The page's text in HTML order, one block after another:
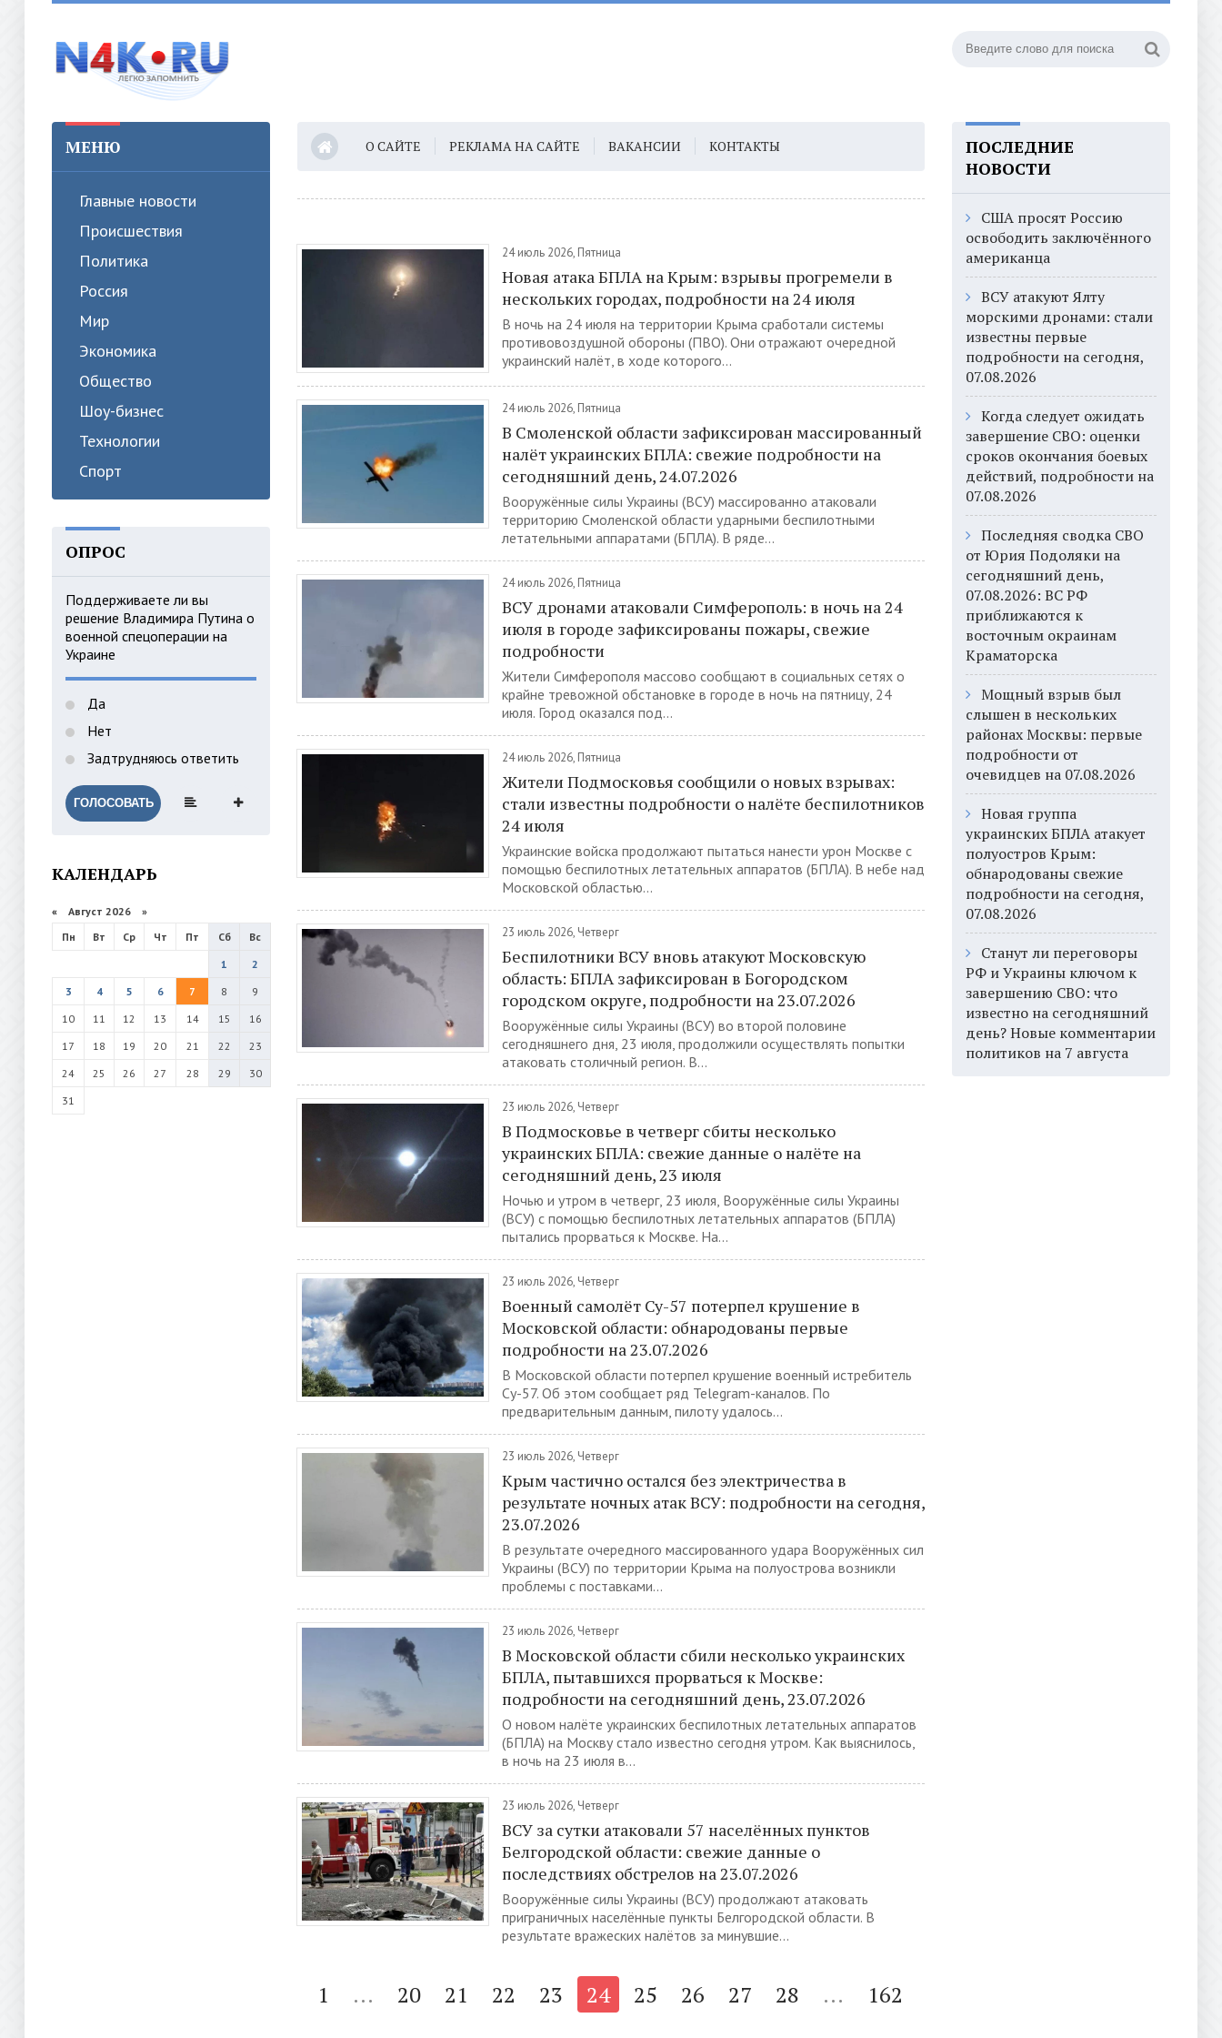
МЕНЮ
Главные новости
Происшествия
Политика
Россия
Мир
Экономика
Общество
Шоу-бизнес
Технологии
Спорт
ОПРОС
Поддерживаете ли вы
решение Владимира Путина о
военной спецоперации на
Украине
Да
Нет
Задтрудняюсь ответить
ГОЛОСОВАТЬ
КАЛЕНДАРЬ
« Август 2026 »
Пн
Вт Ср Чт Пт Сб
Вс
1
2
3
4 5 6 7 8
9
10
11 12 13 14 15
16
17
18 19 20 21 22
23
24
25 26 27 28 29
30
31
О САЙТЕ РЕКЛАМА НА САЙТЕ ВАКАНСИИ КОНТАКТЫ
24 июль 2026, Пятница
Новая атака БПЛА на Крым: взрывы прогремели в
нескольких городах, подробности на 24 июля
В ночь на 24 июля на территории Крыма сработали системы
противовоздушной обороны (ПВО). Они отражают очередной
украинский налёт, в ходе которого...
24 июль 2026, Пятница
В Смоленской области зафиксирован массированный
налёт украинских БПЛА: свежие подробности на
сегодняшний день, 24.07.2026
Вооружённые силы Украины (ВСУ) массированно атаковали
территорию Смоленской области ударными беспилотными
летательными аппаратами (БПЛА). В ряде...
24 июль 2026, Пятница
ВСУ дронами атаковали Симферополь: в ночь на 24
июля в городе зафиксированы пожары, свежие
подробности
Жители Симферополя массово сообщают в социальных сетях о
крайне тревожной обстановке в городе в ночь на пятницу, 24
июля. Город оказался под...
24 июль 2026, Пятница
Жители Подмосковья сообщили о новых взрывах:
стали известны подробности о налёте беспилотников
24 июля
Украинские войска продолжают пытаться нанести урон Москве с
помощью беспилотных летательных аппаратов (БПЛА). В небе над
Московской областью...
23 июль 2026, Четверг
Беспилотники ВСУ вновь атакуют Московскую
область: БПЛА зафиксирован в Богородском
городском округе, подробности на 23.07.2026
Вооружённые силы Украины (ВСУ) во второй половине
сегодняшнего дня, 23 июля, продолжили осуществлять попытки
атаковать столичный регион. В...
23 июль 2026, Четверг
В Подмосковье в четверг сбиты несколько
украинских БПЛА: свежие данные о налёте на
сегодняшний день, 23 июля
Ночью и утром в четверг, 23 июля, Вооружённые силы Украины
(ВСУ) с помощью беспилотных летательных аппаратов (БПЛА)
пытались прорваться к Москве. На...
23 июль 2026, Четверг
Военный самолёт Су-57 потерпел крушение в
Московской области: обнародованы первые
подробности на 23.07.2026
В Московской области потерпел крушение военный истребитель
Су-57. Об этом сообщает ряд Telegram-каналов. По
предварительным данным, пилоту удалось...
23 июль 2026, Четверг
Крым частично остался без электричества в
результате ночных атак ВСУ: подробности на сегодня,
23.07.2026
В результате очередного массированного удара Вооружённых сил
Украины (ВСУ) по территории Крыма на полуострова возникли
проблемы с поставками...
23 июль 2026, Четверг
В Московской области сбили несколько украинских
БПЛА, пытавшихся прорваться к Москве:
подробности на сегодняшний день, 23.07.2026
О новом налёте украинских беспилотных летательных аппаратов
(БПЛА) на Москву стало известно сегодня утром. Как выяснилось,
в ночь на 23 июля в...
23 июль 2026, Четверг
ВСУ за сутки атаковали 57 населённых пунктов
Белгородской области: свежие данные о
последствиях обстрелов на 23.07.2026
Вооружённые силы Украины (ВСУ) продолжают атаковать
приграничных населённые пункты Белгородской области. В
результате вражеских налётов за минувшие...
1 ... 20 21 22 23 24 25 26 27 28 ... 162
ПОСЛЕДНИЕ
НОВОСТИ
США просят Россию
освободить заключённого
американца
ВСУ атакуют Ялту
морскими дронами: стали
известны первые
подробности на сегодня,
07.08.2026
Когда следует ожидать
завершение СВО: оценки
сроков окончания боевых
действий, подробности на
07.08.2026
Последняя сводка СВО
от Юрия Подоляки на
сегодняшний день,
07.08.2026: ВС РФ
приближаются к
восточным окраинам
Краматорска
Мощный взрыв был
слышен в нескольких
районах Москвы: первые
подробности от
очевидцев на 07.08.2026
Новая группа
украинских БПЛА атакует
полуостров Крым:
обнародованы свежие
подробности на сегодня,
07.08.2026
Станут ли переговоры
РФ и Украины ключом к
завершению СВО: что
известно на сегодняшний
день? Новые комментарии
политиков на 7 августа